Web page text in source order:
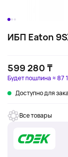
ИБП Eaton
599 280 ₸
Доступно для
Будет пошлина ≈87
Все товары